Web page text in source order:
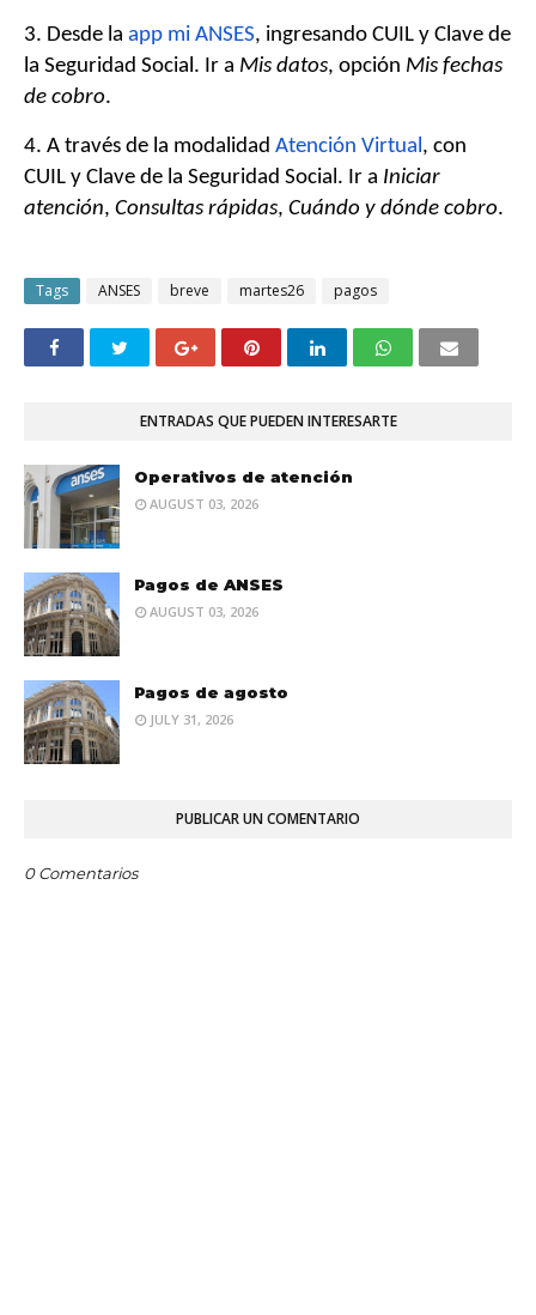
3. Desde la app mi ANSES, ingresando CUIL y Clave de
la Seguridad Social. Ir a Mis datos, opción Mis fechas
de cobro.
4. A través de la modalidad Atención Virtual, con
CUIL y Clave de la Seguridad Social. Ir a Iniciar
atención, Consultas rápidas, Cuándo y dónde cobro.
Tags ANSES breve martes26 pagos
ENTRADAS QUE PUEDEN INTERESARTE
Operativos de atención
AUGUST 03, 2026
Pagos de ANSES
AUGUST 03, 2026
Pagos de agosto
JULY 31, 2026
PUBLICAR UN COMENTARIO
0 Comentarios